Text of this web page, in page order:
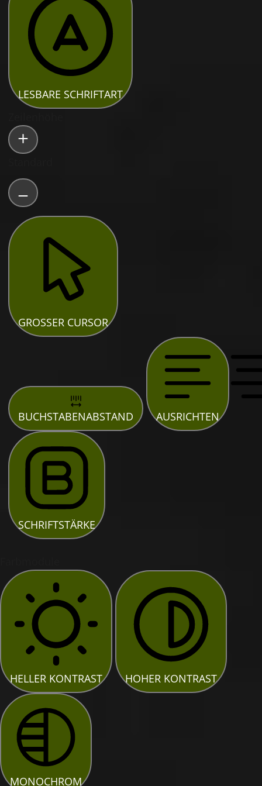
LESBARE SCHRIFTART
GROSSER CURSOR
BUCHSTABENABSTAND AUSRICHTEN
SCHRIFTSTÄRKE
HELLER KONTRAST HOHER KONTRAST
MONOCHROM